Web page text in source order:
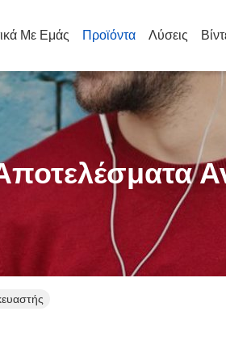
Με Εμάς Προϊόντα Λύσεις